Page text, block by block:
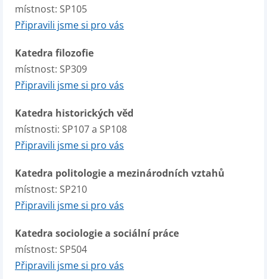
místnost: SP105
Připravili jsme si pro vás
Katedra filozofie
místnost: SP309
Připravili jsme si pro vás
Katedra historických věd
místnosti: SP107 a SP108
Připravili jsme si pro vás
Katedra politologie a mezinárodních vztahů
místnost: SP210
Připravili jsme si pro vás
Katedra sociologie a sociální práce
místnost: SP504
Připravili jsme si pro vás